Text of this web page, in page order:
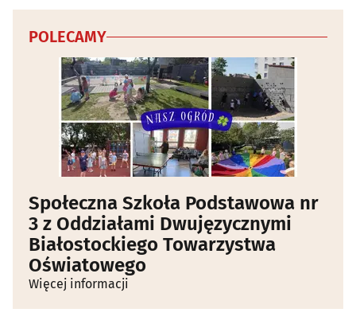
POLECAMY
Społeczna Szkoła Podstawowa nr
3 z Oddziałami Dwujęzycznymi
Białostockiego Towarzystwa
Oświatowego
Więcej informacji